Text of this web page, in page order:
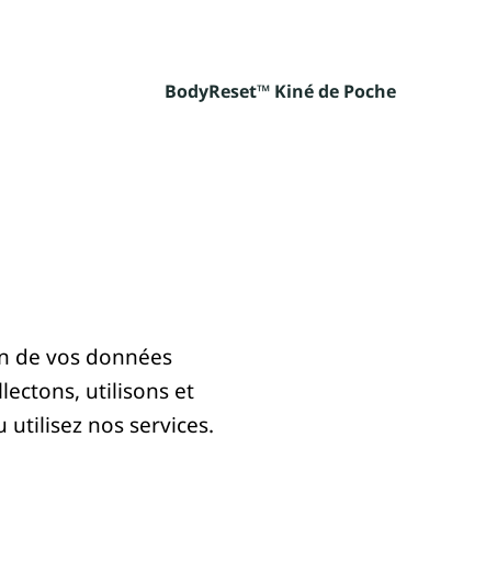
BodyReset™ Kiné de Poche
de vos données
utilisons et
nos services.